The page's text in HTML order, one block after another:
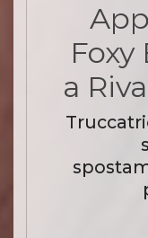
Foxy
a